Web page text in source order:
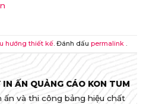
hướng thiết kế. Đánh dấu permalink .
IN ẤN QUẢNG CÁO KON TUM
ấn và thi công bảng hiệu chất